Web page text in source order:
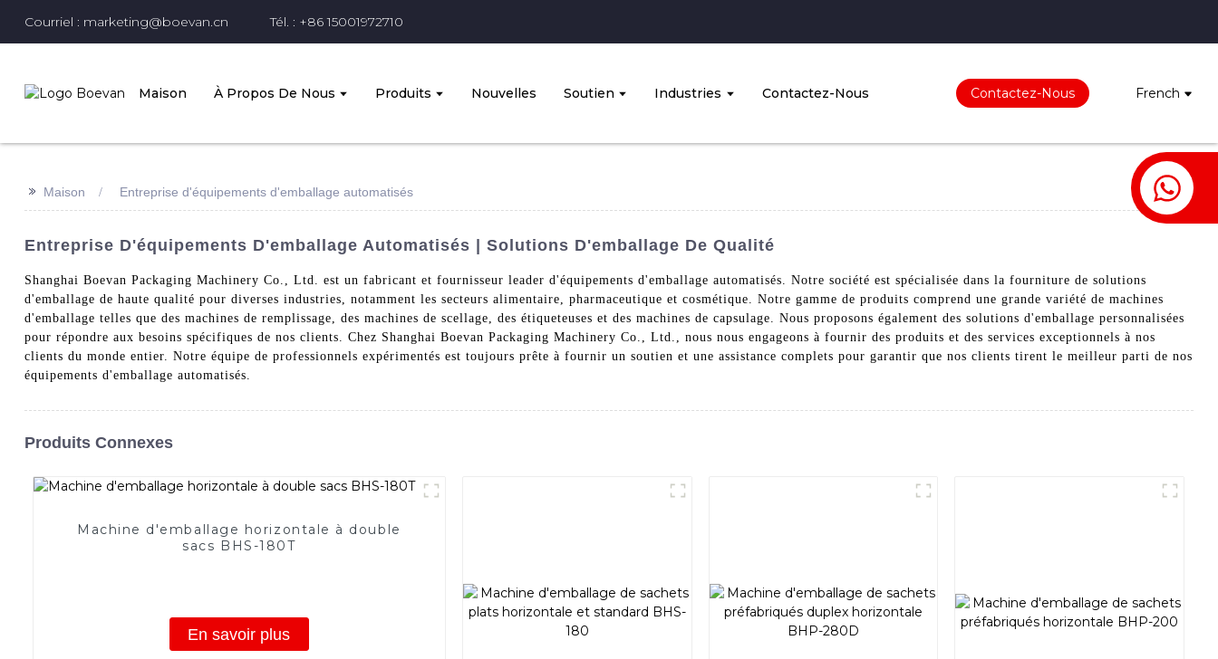
Courriel : marketing@boevan.cn Tél. : +86 15001972710
Maison À Propos De Nous Produits Nouvelles Soutien Industries Contactez-Nous Contactez-Nous French
>> Maison Entreprise d'équipements d'emballage automatisés
Entreprise D'équipements D'emballage Automatisés | Solutions D'emballage De Qualité
Shanghai Boevan Packaging Machinery Co., Ltd. est un fabricant et fournisseur leader d'équipements d'emballage automatisés. Notre société est spécialisée dans la fourniture de solutions
d'emballage de haute qualité pour diverses industries, notamment les secteurs alimentaire, pharmaceutique et cosmétique. Notre gamme de produits comprend une grande variété de machines
d'emballage telles que des machines de remplissage, des machines de scellage, des étiqueteuses et des machines de capsulage. Nous proposons également des solutions d'emballage personnalisées
pour répondre aux besoins spécifiques de nos clients. Chez Shanghai Boevan Packaging Machinery Co., Ltd., nous nous engageons à fournir des produits et des services exceptionnels à nos
clients du monde entier. Notre équipe de professionnels expérimentés est toujours prête à fournir un soutien et une assistance complets pour garantir que nos clients tirent le meilleur parti de nos
équipements d'emballage automatisés.
Produits Connexes
Machine d'emballage horizontale à double
sacs BHS-180T
En savoir plus